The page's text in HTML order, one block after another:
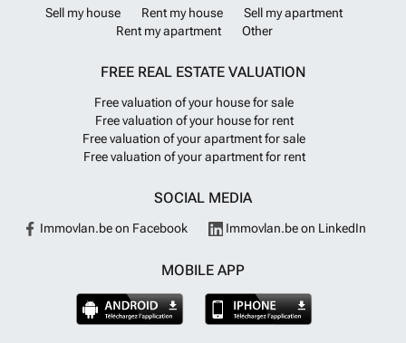
Sell my house Rent my house
Sell my apartment
Rent my apartment
Other
FREE REAL ESTATE VALUATION
Free valuation of your house for sale
Free valuation of your house for rent
Free valuation of your apartment for sale
Free valuation of your apartment for rent
SOCIAL MEDIA
Immovlan.be on Facebook Immovlan.be on LinkedIn
MOBILE APP